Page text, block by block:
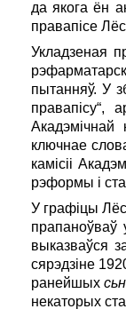
да якога ён
правапісе
Укладзеная
пытанняў. У
правапісу“,
Акадэмічнай
ключнае
камісіі
рэформы і
У графіцы
прапаноўваў
выказваўся
сярэдзіне
ранейшых
некаторых